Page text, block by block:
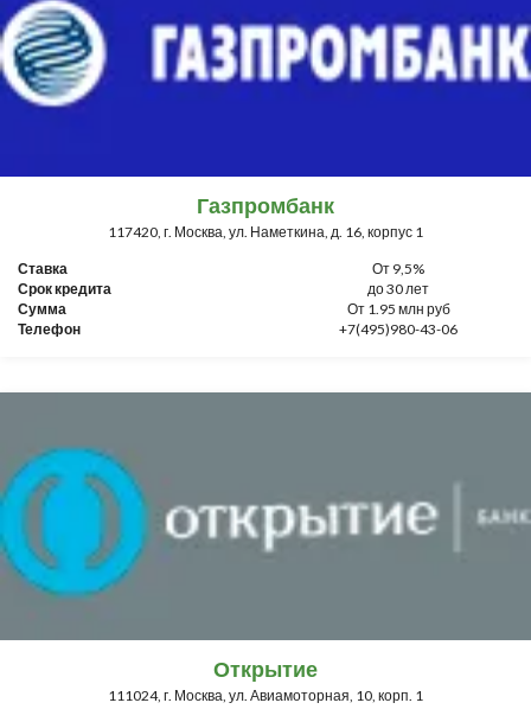
Газпромбанк
117420, г. Москва, ул. Наметкина, д. 16, корпус 1
Ставка
От 9,5%
Срок кредита
до 30 лет
Сумма
От 1.95 млн руб
Телефон
+7(495)980-43-06
Открытие
111024, г. Москва, ул. Авиамоторная, 10, корп. 1